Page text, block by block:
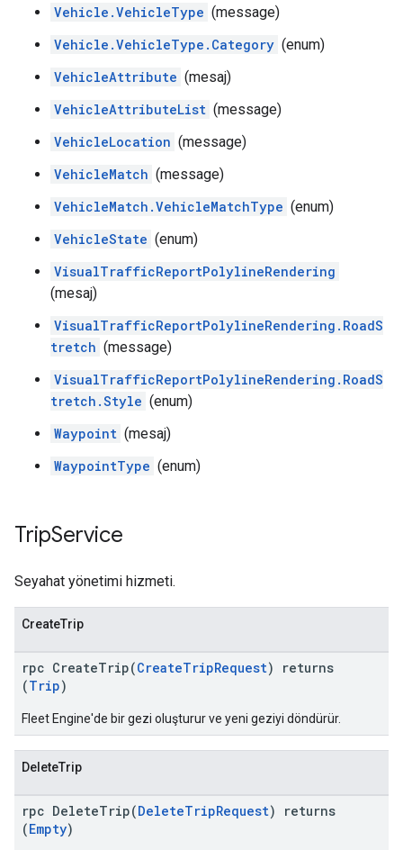
Vehicle.VehicleType (message)
Vehicle.VehicleType.Category (enum)
VehicleAttribute (mesaj)
VehicleAttributeList (message)
VehicleLocation (message)
VehicleMatch (message)
VehicleMatch.VehicleMatchType (enum)
VehicleState (enum)
VisualTrafficReportPolylineRendering
(mesaj)
VisualTrafficReportPolylineRendering.RoadS
tretch (message)
VisualTrafficReportPolylineRendering.RoadS
tretch.Style (enum)
Waypoint (mesaj)
WaypointType (enum)
TripService
Seyahat yönetimi hizmeti.
CreateTrip
rpc CreateTrip(CreateTripRequest) returns
(Trip)
Fleet Engine'de bir gezi oluşturur ve yeni geziyi döndürür.
DeleteTrip
rpc DeleteTrip(DeleteTripRequest) returns
(Empty)